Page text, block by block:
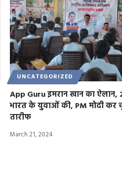
UNCATEGORIZED
App Guru इमरान खान का ऐलान,
भारत के युवाओं की, PM मोदी कर
तारीफ
March 21, 2024